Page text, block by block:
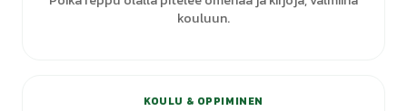
kouluun.
KOULU & OPPIMINEN